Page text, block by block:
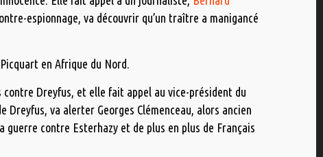
espionnage, va découvrir qu’un traître a manigancé
en Afrique du Nord.
Dreyfus, et elle fait appel au vice-président du
Dreyfus, va alerter Georges Clémenceau, alors ancien
contre Esterhazy et de plus en plus de Français